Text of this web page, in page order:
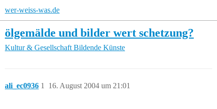
wer-weiss-was.de
ölgemälde und bilder wert schetzung?
Kultur & Gesellschaft Bildende Künste
ali_ec0936 16. August 2004 um 21:01
1